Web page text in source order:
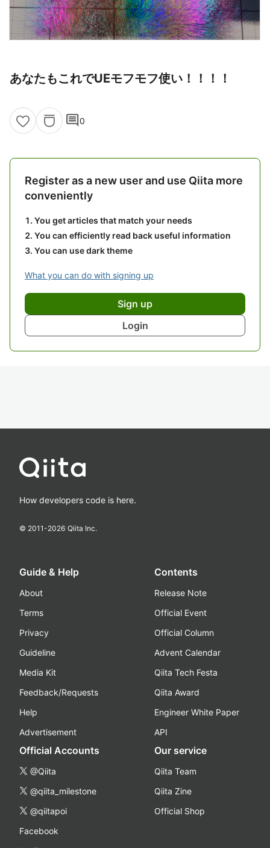
あなたもこれでUEモフモフ使い！！！！
comment0
Register as a new user and use Qiita more
conveniently
You get articles that match your needs
You can efficiently read back useful information
You can use dark theme
What you can do with signing up
Sign up
Login
How developers code is here.
© 2011-2026 Qiita Inc.
Guide & Help
About
Terms
Privacy
Guideline
Media Kit
Feedback/Requests
Help
Advertisement
Contents
Release Note
Official Event
Official Column
Advent Calendar
Qiita Tech Festa
Qiita Award
Engineer White Paper
API
Official Accounts
@Qiita
@qiita_milestone
@qiitapoi
Facebook
Our service
Qiita Team
Qiita Zine
Official Shop